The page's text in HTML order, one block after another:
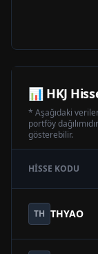
📊 HKJ
* Aşağıdaki
portföy
gösterebilir.
HISSE KODU
TH THYAO